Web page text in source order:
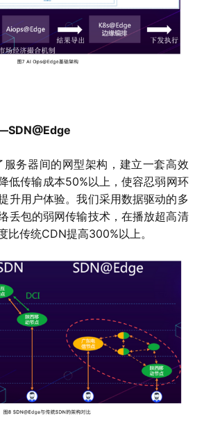
服务器间的网型架构，建立一套高效
低传输成本50%以上，使容忍弱网环
升用户体验。我们采用数据驱动的多
丢包的弱网传输技术，在播放超高清
比传统CDN提高300%以上。